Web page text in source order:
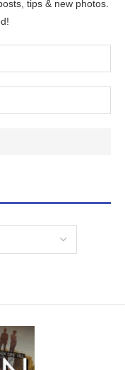
tips & new photos.